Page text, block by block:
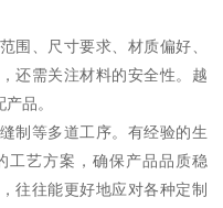
围、尺寸要求、材质偏好、
还需关注材料的安全性。越
品。
制等多道工序。有经验的生
工艺方案，确保产品品质稳
往往能更好地应对各种定制